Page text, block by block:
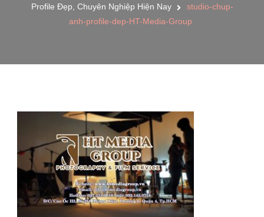
Profile Đẹp, Chuyên Nghiệp Hiện Nay
studio-chup-
anh-profile-dep-HT-Media-Group